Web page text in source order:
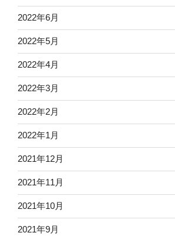
2022年6月
2022年5月
2022年4月
2022年3月
2022年2月
2022年1月
2021年12月
2021年11月
2021年10月
2021年9月